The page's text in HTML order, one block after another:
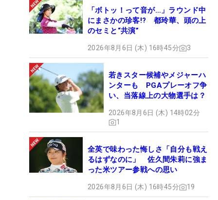
「ボトッ！って音が…」ラウンド中
にまさかの珍客!? 都玲華、頭の上
のセミと“共演”
2026年8月6日 (木) 16時45分 3
若きスター候補やメジャーハ
ンターも PGAプレーオフ争
い、当落線上の大物選手は？
2026年8月6日 (木) 14時02分
1
全英で味わった悔しさ「自分も戦え
るはずなのに」 佐久間朱莉に強ま
った米ツアー参戦への思い
2026年8月6日 (木) 16時45分 19